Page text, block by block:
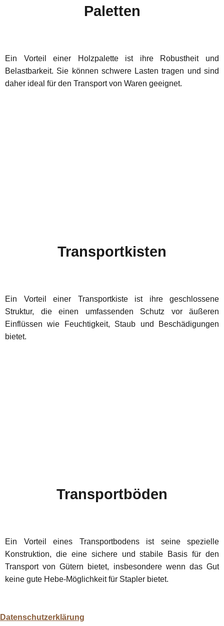
Paletten
Ein Vorteil einer Holzpalette ist ihre Robustheit und
Belastbarkeit. Sie können schwere Lasten tragen und sind
daher ideal für den Transport von Waren geeignet.
Transportkisten
Ein Vorteil einer Transportkiste ist ihre geschlossene
Struktur, die einen umfassenden Schutz vor äußeren
Einflüssen wie Feuchtigkeit, Staub und Beschädigungen
bietet.
Transportböden
Ein Vorteil eines Transportbodens ist seine spezielle
Konstruktion, die eine sichere und stabile Basis für den
Transport von Gütern bietet, insbesondere wenn das Gut
keine gute Hebe-Möglichkeit für Stapler bietet.
Datenschutzerklärung